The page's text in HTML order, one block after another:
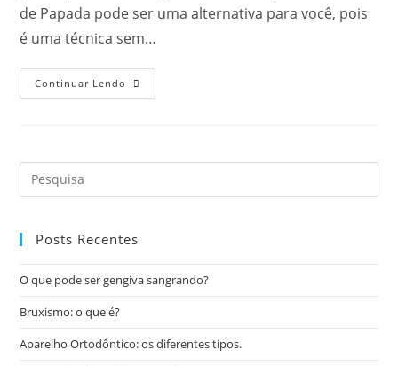
de Papada pode ser uma alternativa para você, pois
é uma técnica sem…
Continuar Lendo
Posts Recentes
O que pode ser gengiva sangrando?
Bruxismo: o que é?
Aparelho Ortodôntico: os diferentes tipos.